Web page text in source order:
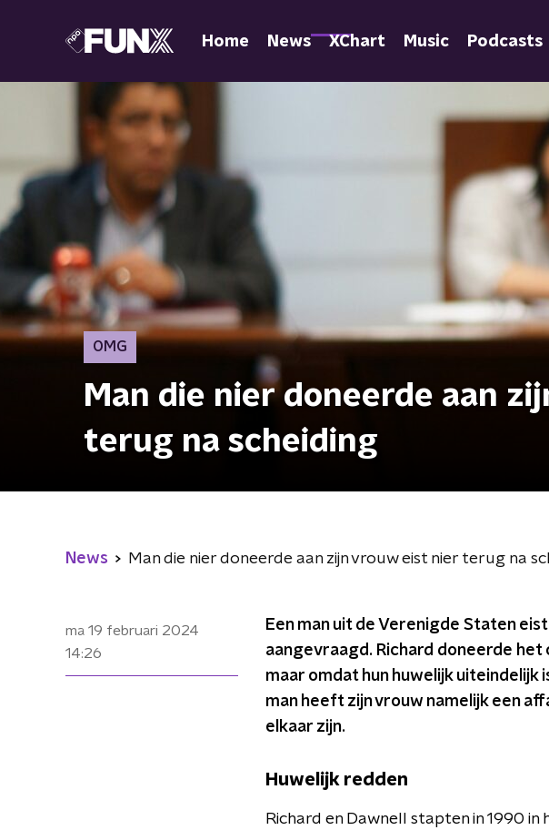
Home News XChart Music Podcasts
OMG
Man die nier doneerde aan
terug na scheiding
News Man die nier doneerde aan zijn vrouw eist nier terug na
ma 19 februari 2024
14:26
Een man uit de Verenigde Staten
aangevraagd. Richard doneerde
maar omdat hun huwelijk uiteindelijk
man heeft zijn vrouw namelijk een
elkaar zijn.
Huwelijk redden
Richard en Dawnell stapten in 1990